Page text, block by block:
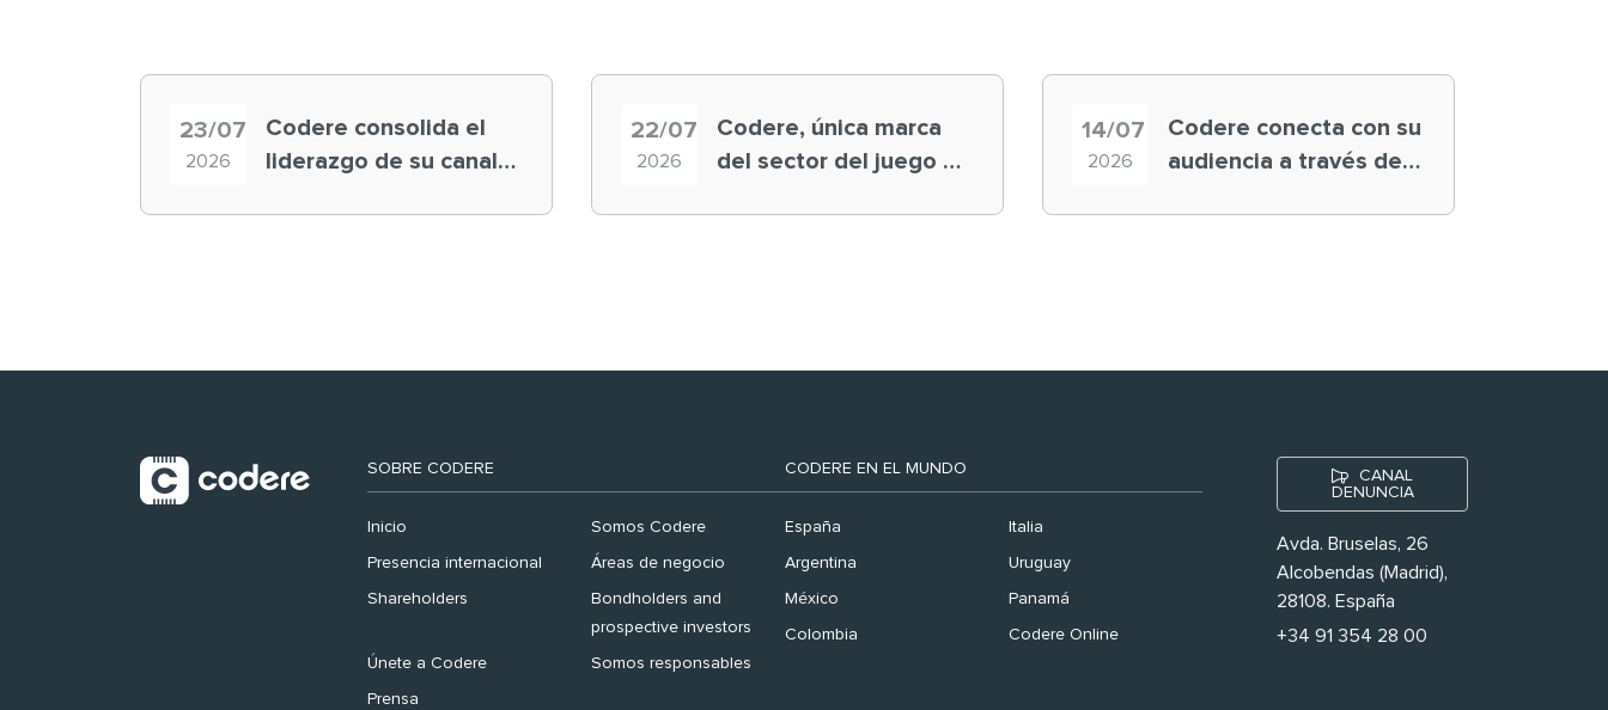
23/07
2026
Codere consolida el
liderazgo de su canal
22/07
2026
Codere, única marca
del sector del juego en
14/07
2026
Codere conecta con su
audiencia a través de
SOBRE CODERE
Inicio Somos Codere
Presencia internacional Áreas de negocio
Shareholders
Bondholders and
prospective investors
Únete a Codere Somos responsables
Prensa
CODERE EN EL MUNDO
España Italia
Argentina Uruguay
México Panamá
Colombia Codere Online
CANAL
DENUNCIA
Avda. Bruselas, 26
Alcobendas (Madrid),
28108. España
+34 91 354 28 00